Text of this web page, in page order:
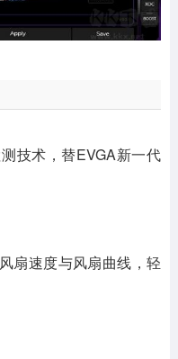
技术，替EVGA新一代
扇速度与风扇曲线，轻